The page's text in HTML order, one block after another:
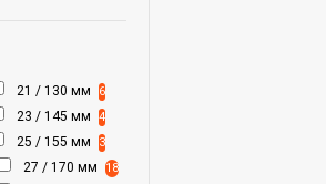
21 / 130 мм 6
23 / 145 мм 4
25 / 155 мм 3
27 / 170 мм 18